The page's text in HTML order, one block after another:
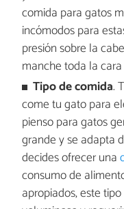
comida para gatos
incómodos para
presión sobre la
manche toda la
Tipo de comida.
come tu gato para
pienso para gatos
grande y se adapta
decides ofrecer una
consumo de
apropiados, este